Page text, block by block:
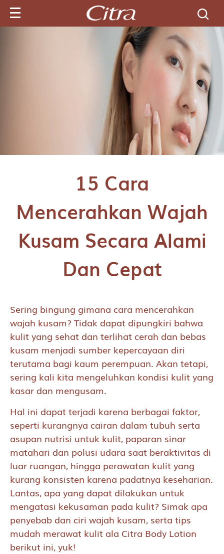
Cari produk
15 Cara
Mencerahkan Wajah
Kusam Secara Alami
Dan Cepat
Sering bingung gimana cara mencerahkan
wajah kusam? Tidak dapat dipungkiri bahwa
kulit yang sehat dan terlihat cerah dan bebas
kusam menjadi sumber kepercayaan diri
terutama bagi kaum perempuan. Akan tetapi,
sering kali kita mengeluhkan kondisi kulit yang
kasar dan mengusam.
Hal ini dapat terjadi karena berbagai faktor,
seperti kurangnya cairan dalam tubuh serta
asupan nutrisi untuk kulit, paparan sinar
matahari dan polusi udara saat beraktivitas di
luar ruangan, hingga perawatan kulit yang
kurang konsisten karena padatnya keseharian.
Lantas, apa yang dapat dilakukan untuk
mengatasi kekusaman pada kulit? Simak apa
penyebab dan ciri wajah kusam, serta tips
mudah merawat kulit ala Citra Body Lotion
berikut ini, yuk!